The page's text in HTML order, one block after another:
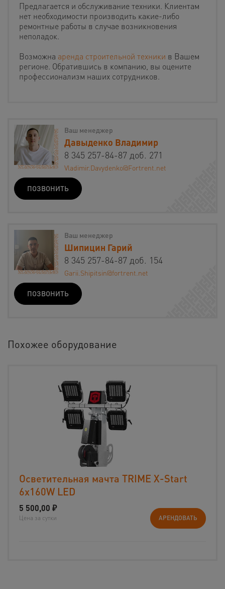
Предлагается и обслуживание техники. Клиентам
нет необходимости производить какие-либо
ремонтные работы в случае возникновения
неполадок.
Возможна аренда строительной техники в Вашем
регионе. Обратившись в компанию, вы оцените
профессионализм наших сотрудников.
Ваш менеджер
Давыденко Владимир
8 345 257-84-87 доб. 271
Vladimir.Davydenko@Fortrent.net
ПОЗВОНИТЬ
Ваш менеджер
Шипицин Гарий
8 345 257-84-87 доб. 154
Garii.Shipitsin@fortrent.net
ПОЗВОНИТЬ
Похожее оборудование
Осветительная мачта TRIME X-Start
6x160W LED
5 500,00 ₽
Цена за сутки АРЕНДОВАТЬ